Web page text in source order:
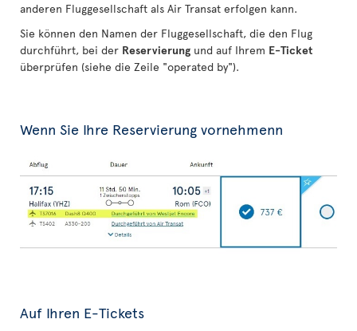
anderen Fluggesellschaft als Air Transat erfolgen kann.
Sie können den Namen der Fluggesellschaft, die den Flug
durchführt, bei der Reservierung und auf Ihrem E-Ticket
überprüfen (siehe die Zeile "operated by").
Wenn Sie Ihre Reservierung vornehmenn
Auf Ihren E-Tickets